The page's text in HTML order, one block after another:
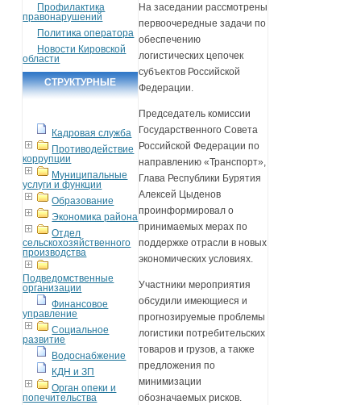
Профилактика
правонарушений
Политика оператора
Новости Кировской
области
СТРУКТУРНЫЕ
Кадровая служба
Противодействие
коррупции
Муниципальные
услуги и функции
Образование
Экономика района
Отдел
сельскохозяйственного
производства
Подведомственные
организации
Финансовое
управление
Социальное
развитие
Водоснабжение
КДН и ЗП
Орган опеки и
попечительства
На заседании рассмотрены
первоочередные задачи по
обеспечению
логистических цепочек
субъектов Российской
Федерации.
Председатель комиссии
Государственного Совета
Российской Федерации по
направлению «Транспорт»,
Глава Республики Бурятия
Алексей Цыденов
проинформировал о
принимаемых мерах по
поддержке отрасли в новых
экономических условиях.
Участники мероприятия
обсудили имеющиеся и
прогнозируемые проблемы
логистики потребительских
товаров и грузов, а также
предложения по
минимизации
обозначаемых рисков.